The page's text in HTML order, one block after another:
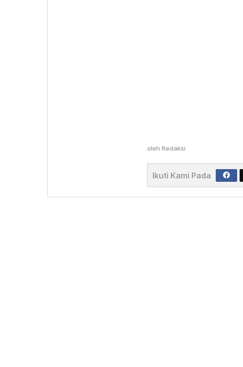
oleh Redaksi
Ikuti Kami Pada